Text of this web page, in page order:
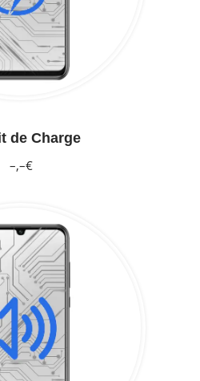
de Charge
–,–€